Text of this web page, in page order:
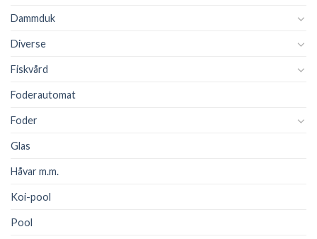
Dammduk
Diverse
Fiskvård
Foderautomat
Foder
Glas
Håvar m.m.
Koi-pool
Pool